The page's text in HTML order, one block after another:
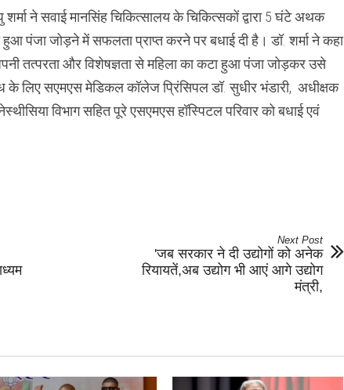
शर्मा ने सवाई मानसिंह चिकित्सालय के चिकित्सकों द्वारा 5 घंटे अथक
पंजा जोड़ने में सफलता प्राप्त करने पर बधाई दी है। डॉ. शर्मा ने कहा
तत्परता और विशेषज्ञता से महिला का कटा हुआ पंजा जोड़कर उसे
के लिए सएमएस मेडिकल कॉलेज प्रिंसिपल डॉ. सुधीर भंडारी, अधीक्षक
विभाग सहित पूरे एसएमएस हॉस्पिटल परिवार को बधाई एवं
Next Post
'जब सरकार ने दी उद्योगों को अनेक
रियायतें,अब उद्योग भी आएं आगे उद्योग
मंत्री,